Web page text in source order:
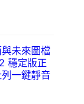
未來圖檔
穩定版正
一鍵靜音